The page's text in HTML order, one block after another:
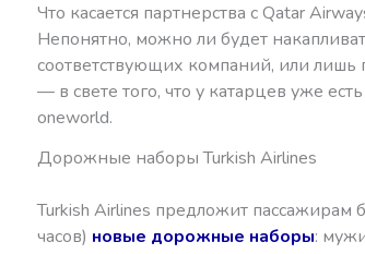
Что касается партнерства с Qatar
Непонятно, можно ли будет
соответствующих компаний, или
— в свете того, что у катарцев уже
oneworld.
Дорожные наборы Turkish Airlines
Turkish Airlines предложит пассажирам
часов) новые дорожные наборы: